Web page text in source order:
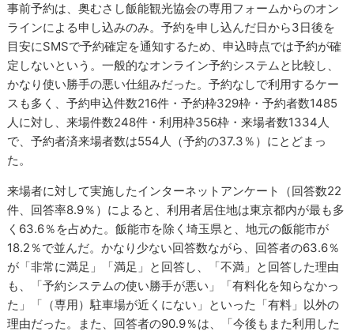
事前予約は、奥むさし飯能観光協会の専用フォームからのオン
ラインによる申し込みのみ。予約を申し込んだ日から3日後を
目安にSMSで予約確定を通知するため、申込時点では予約が確
定しないという。一般的なオンライン予約システムと比較し、
かなり使い勝手の悪い仕組みだった。予約なしで利用するケー
スも多く、予約申込件数216件・予約枠329枠・予約者数1485
人に対し、来場件数248件・利用枠356枠・来場者数1334人
で、予約者済来場者数は554人（予約の37.3％）にとどまっ
た。
来場者に対して実施したインターネットアンケート（回答数22
件、回答率8.9％）によると、利用者居住地は東京都内が最も多
く63.6％を占めた。飯能市を除く埼玉県と、地元の飯能市が
18.2％で並んだ。かなり少ない回答数ながら、回答者の63.6％
が「非常に満足」「満足」と回答し、「不満」と回答した理由
も、「予約システムの使い勝手が悪い」「有料化を知らなかっ
た」「（専用）駐車場が近くにない」といった「有料」以外の
理由だった。また、回答者の90.9％は、「今後もまた利用した